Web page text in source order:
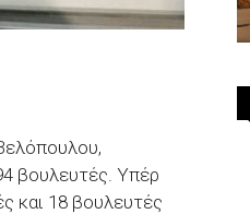
βουλευτές. Υπέρ
και 18 βουλευτές